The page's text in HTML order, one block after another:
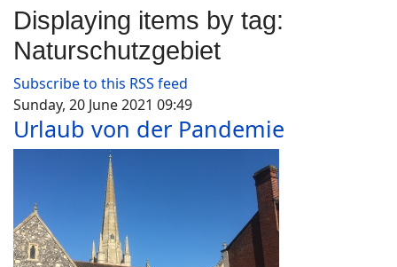
Displaying items by tag:
Naturschutzgebiet
Subscribe to this RSS feed
Sunday, 20 June 2021 09:49
Urlaub von der Pandemie